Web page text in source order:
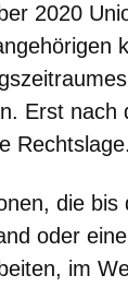
2020
Erst nach
die bis
oder
im